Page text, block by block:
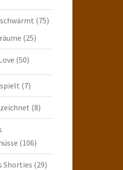
(75)
(25)
(50)
(7)
(8)
(106)
Shorties (29)